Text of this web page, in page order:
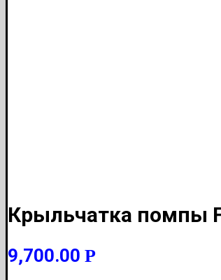
Крыльчатка помпы
9,700.00 Р